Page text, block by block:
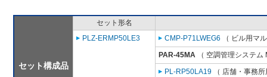
セット構成品
セット形名
PLZ-ERMP50LE3
CMP-P71LWEG6 （ ビル用マ
PAR-45MA （ 空調管理システム
PL-RP50LA19 （ 店舗・事務